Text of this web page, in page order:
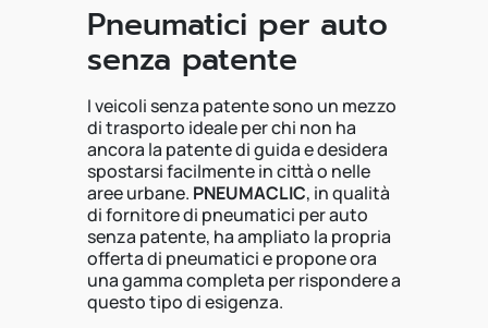
Pneumatici per auto
senza patente
I veicoli senza patente sono un mezzo
di trasporto ideale per chi non ha
ancora la patente di guida e desidera
spostarsi facilmente in città o nelle
aree urbane. PNEUMACLIC, in qualità
di fornitore di pneumatici per auto
senza patente, ha ampliato la propria
offerta di pneumatici e propone ora
una gamma completa per rispondere a
questo tipo di esigenza.